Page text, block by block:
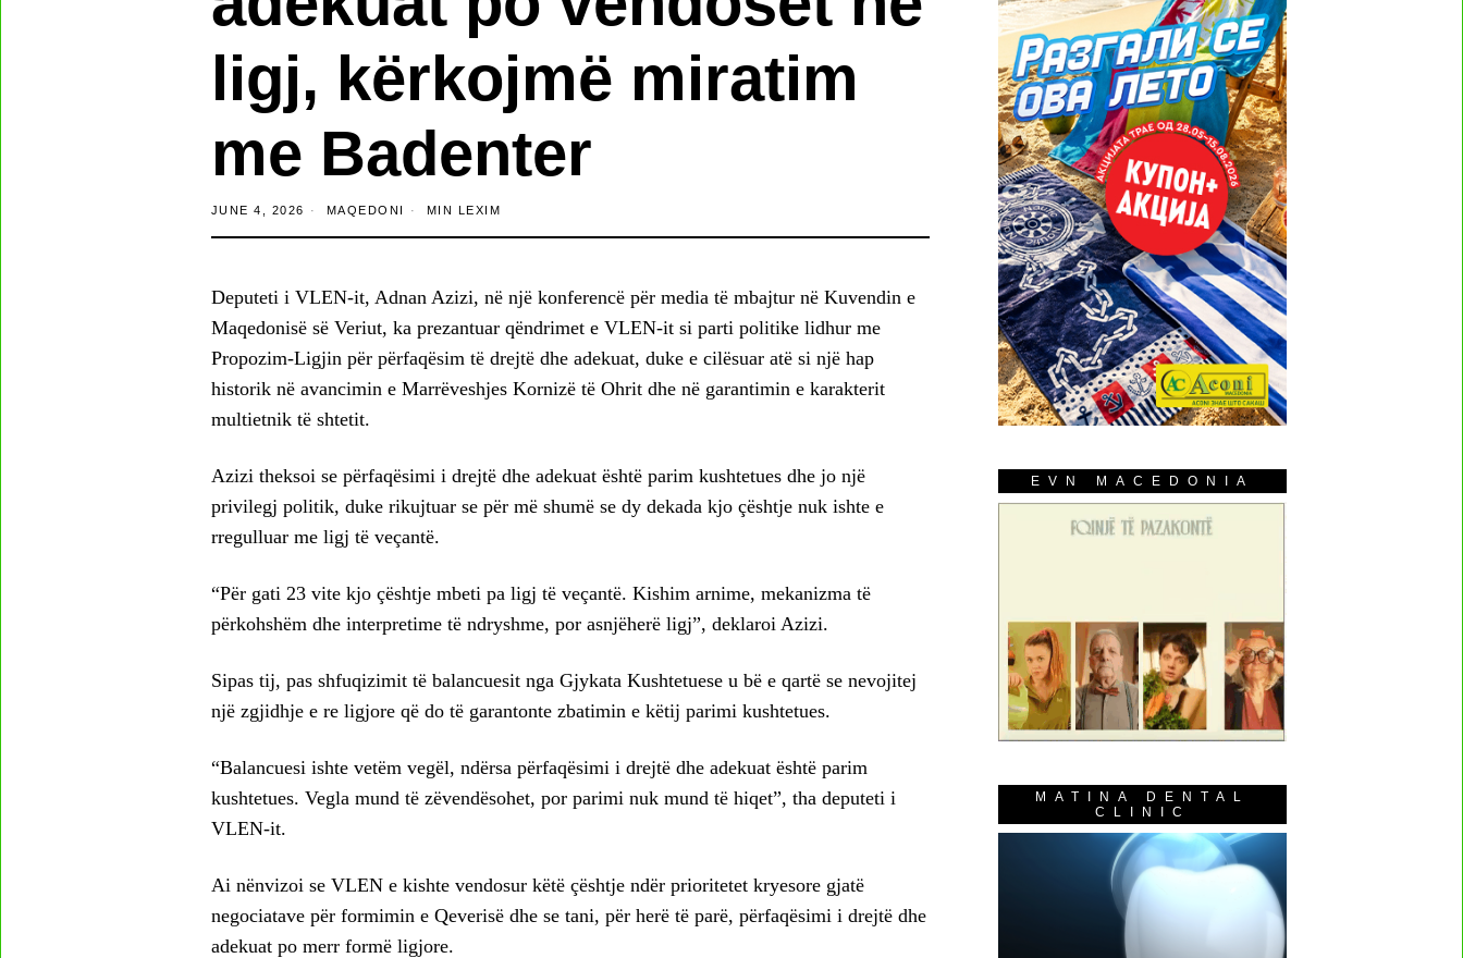
ligj, kërkojmë miratim
me Badenter
JUNE 4, 2026 MAQEDONI MIN LEXIM
Deputeti i VLEN-it, Adnan Azizi, në një konferencë për media të mbajtur në Kuvendin e
Maqedonisë së Veriut, ka prezantuar qëndrimet e VLEN-it si parti politike lidhur me
Propozim-Ligjin për përfaqësim të drejtë dhe adekuat, duke e cilësuar atë si një hap
historik në avancimin e Marrëveshjes Kornizë të Ohrit dhe në garantimin e karakterit
multietnik të shtetit.
Azizi theksoi se përfaqësimi i drejtë dhe adekuat është parim kushtetues dhe jo një
privilegj politik, duke rikujtuar se për më shumë se dy dekada kjo çështje nuk ishte e
rregulluar me ligj të veçantë.
“Për gati 23 vite kjo çështje mbeti pa ligj të veçantë. Kishim arnime, mekanizma të
përkohshëm dhe interpretime të ndryshme, por asnjëherë ligj”, deklaroi Azizi.
Sipas tij, pas shfuqizimit të balancuesit nga Gjykata Kushtetuese u bë e qartë se nevojitej
një zgjidhje e re ligjore që do të garantonte zbatimin e këtij parimi kushtetues.
“Balancuesi ishte vetëm vegël, ndërsa përfaqësimi i drejtë dhe adekuat është parim
kushtetues. Vegla mund të zëvendësohet, por parimi nuk mund të hiqet”, tha deputeti i
VLEN-it.
Ai nënvizoi se VLEN e kishte vendosur këtë çështje ndër prioritetet kryesore gjatë
negociatave për formimin e Qeverisë dhe se tani, për herë të parë, përfaqësimi i drejtë dhe
adekuat po merr formë ligjore.
EVN MACEDONIA
MATINA DENTAL
CLINIC